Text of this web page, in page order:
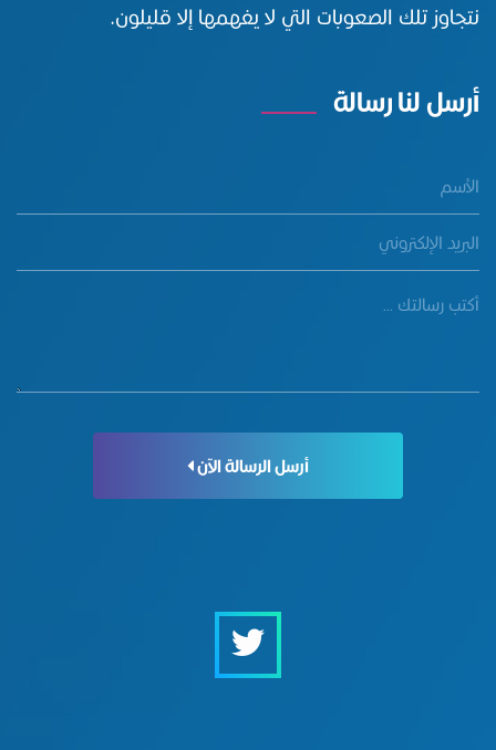
نتجاوز تلك الصعوبات التي لا يفهمها إلا قليلون.
أرسل لنا رسالة
أرسل الرسالة الآن